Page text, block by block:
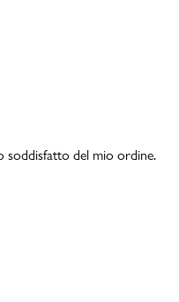
soddisfatto del mio ordine.